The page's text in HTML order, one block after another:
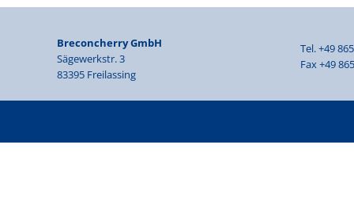
Breconcherry GmbH
Sägewerkstr. 3
83395 Freilassing
Tel. +49
Fax +49